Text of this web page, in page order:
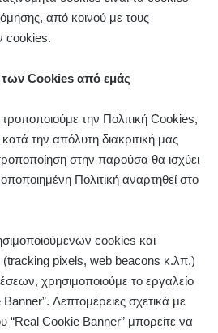
από κοινού με τους
cookies.
Cookies από εμάς
την Πολιτική Cookies,
κατά την απόλυτη διακριτική μας
στην παρούσα θα ισχύει
Πολιτική αναρτηθεί στο
cookies και
(tracking pixels, web beacons κ.λπ.)
χρησιμοποιούμε το εργαλείο
Λεπτομέρειες σχετικά με
“Real Cookie Banner” μπορείτε να